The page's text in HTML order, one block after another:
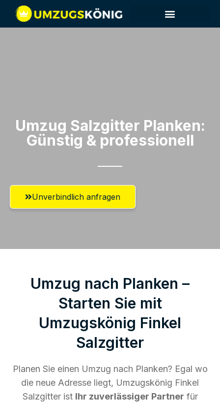
Umzug Salzgitter​ Planken:
Günstig & professionell​
Unverbindlich anfragen
Umzug nach Planken –
Starten Sie mit
Umzugskönig Finkel
Salzgitter
Planen Sie einen Umzug nach Planken? Egal wo
die neue Adresse liegt, Umzugskönig Finkel
Salzgitter ist Ihr zuverlässiger Partner für